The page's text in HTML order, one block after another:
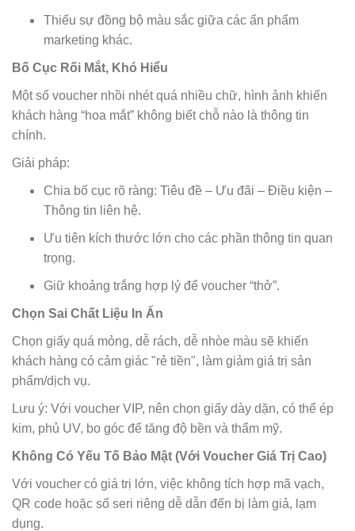
Thiếu sự đồng bộ màu sắc giữa các ấn phẩm
marketing khác.
Bố Cục Rối Mắt, Khó Hiểu
Một số voucher nhồi nhét quá nhiều chữ, hình ảnh khiến
khách hàng “hoa mắt” không biết chỗ nào là thông tin
chính.
Giải pháp:
Chia bố cục rõ ràng: Tiêu đề – Ưu đãi – Điều kiện –
Thông tin liên hệ.
Ưu tiên kích thước lớn cho các phần thông tin quan
trọng.
Giữ khoảng trắng hợp lý để voucher “thở”.
Chọn Sai Chất Liệu In Ấn
Chọn giấy quá mỏng, dễ rách, dễ nhòe màu sẽ khiến
khách hàng có cảm giác "rẻ tiền", làm giảm giá trị sản
phẩm/dịch vụ.
Lưu ý: Với voucher VIP, nên chọn giấy dày dặn, có thể ép
kim, phủ UV, bo góc để tăng độ bền và thẩm mỹ.
Không Có Yếu Tố Bảo Mật (Với Voucher Giá Trị Cao)
Với voucher có giá trị lớn, việc không tích hợp mã vạch,
QR code hoặc số seri riêng dễ dẫn đến bị làm giả, lạm
dụng.